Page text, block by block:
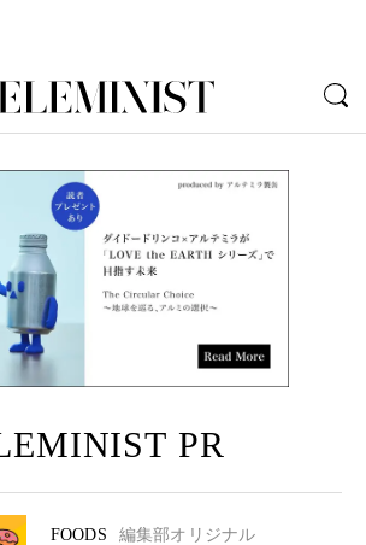
PR
FOODS
編集部オリジナル